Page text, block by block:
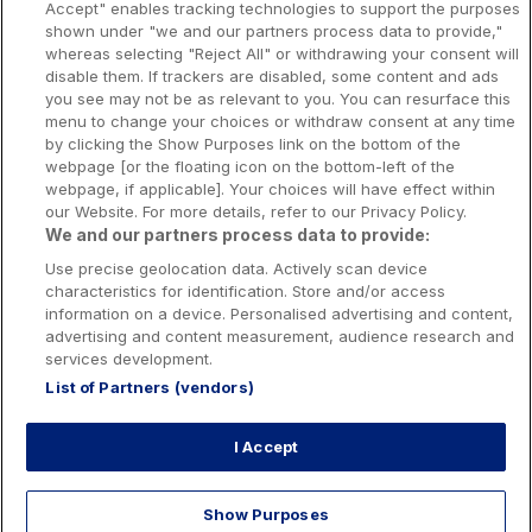
Presse-Recrutement-Partenariat
Politique de confidentialité
Politique de Cookies
Prévenir la dépendance aux jeux d’argent
Nos rédacteurs
Les jeux d’argent et de hasard sont resérvés aux personnes majeures
interdite de jeux. Cette demande est formée auprès de l’Autorité nationale
de jeux, sur les sites de jeux et de paris en ligne exploités par les
opérateurs de jeux agréés en France, sur le site de jeux de loterie en ligne
accessibles avec un compte joueur exploitées par les opérateurs titulaires
de droits exclusifs, notamment La Française des jeux et le Pari mutuel
Accept" enables tracking technologies to support the purposes
shown under "we and our partners process data to provide,"
whereas selecting "Reject All" or withdrawing your consent will
disable them. If trackers are disabled, some content and ads
you see may not be as relevant to you. You can resurface this
menu to change your choices or withdraw consent at any time
by clicking the Show Purposes link on the bottom of the
webpage [or the floating icon on the bottom-left of the
webpage, if applicable]. Your choices will have effect within
our Website. For more details, refer to our Privacy Policy.
We and our partners process data to provide:
Use precise geolocation data. Actively scan device
characteristics for identification. Store and/or access
information on a device. Personalised advertising and content,
advertising and content measurement, audience research and
services development.
List of Partners (vendors)
I Accept
Show Purposes